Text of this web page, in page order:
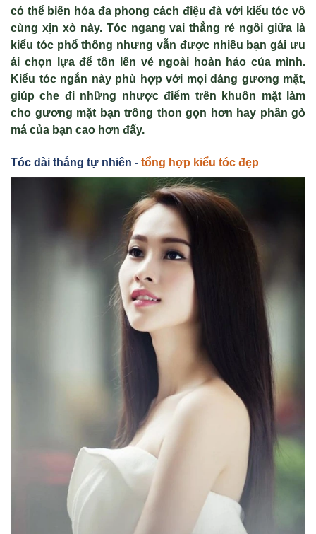
có thể biến hóa đa phong cách điệu đà với kiểu tóc vô
cùng xịn xò này. Tóc ngang vai thẳng rẻ ngôi giữa là
kiểu tóc phổ thông nhưng vẫn được nhiều bạn gái ưu
ái chọn lựa để tôn lên vẻ ngoài hoàn hảo của mình.
Kiểu tóc ngắn này phù hợp với mọi dáng gương mặt,
giúp che đi những nhược điểm trên khuôn mặt làm
cho gương mặt bạn trông thon gọn hơn hay phần gò
má của bạn cao hơn đấy.
Tóc dài thẳng tự nhiên - tổng hợp kiểu tóc đẹp